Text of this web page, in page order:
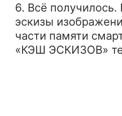
6. Всё
эскизы
части памяти
«КЭШ ЭСКИЗОВ»